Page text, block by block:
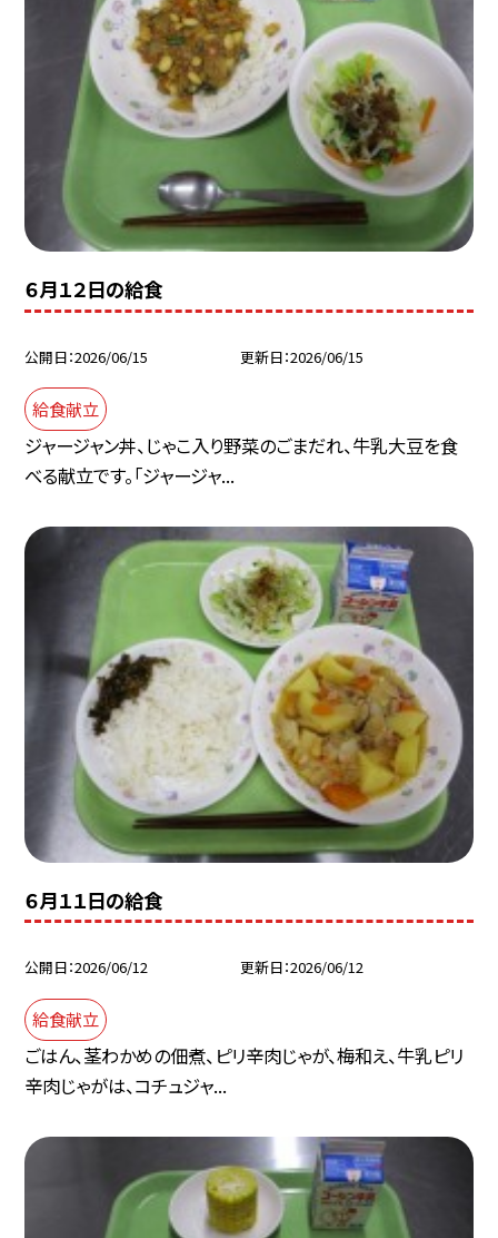
６月１２日の給食
公開日 2026/06/15 更新日 2026/06/15
給食献立
ジャージャン丼、じゃこ入り野菜のごまだれ、牛乳大豆を食
べる献立です。「ジャージャ...
６月１１日の給食
公開日 2026/06/12 更新日 2026/06/12
給食献立
ごはん、茎わかめの佃煮、ピリ辛肉じゃが、梅和え、牛乳ピリ
辛肉じゃがは、コチュジャ...